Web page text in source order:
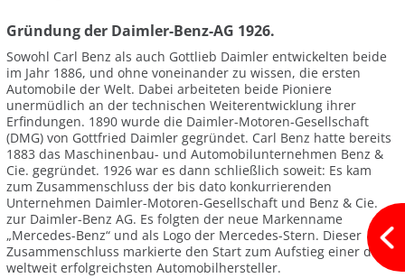
Gründung der Daimler-Benz-AG 1926.
Sowohl Carl Benz als auch Gottlieb Daimler entwickelten beide
im Jahr 1886, und ohne voneinander zu wissen, die ersten
Automobile der Welt. Dabei arbeiteten beide Pioniere
unermüdlich an der technischen Weiterentwicklung ihrer
Erfindungen. 1890 wurde die Daimler-Motoren-Gesellschaft
(DMG) von Gottfried Daimler gegründet. Carl Benz hatte bereits
1883 das Maschinenbau- und Automobilunternehmen Benz &
Cie. gegründet. 1926 war es dann schließlich soweit: Es kam
zum Zusammenschluss der bis dato konkurrierenden
Unternehmen Daimler-Motoren-Gesellschaft und Benz & Cie.
zur Daimler-Benz AG. Es folgten der neue Markenname
„Mercedes-Benz“ und als Logo der Mercedes-Stern. Dieser
Zusammenschluss markierte den Start zum Aufstieg einer der
weltweit erfolgreichsten Automobilhersteller.